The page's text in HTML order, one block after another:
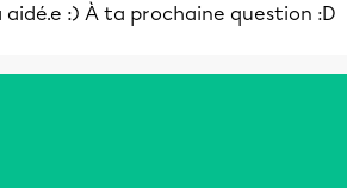
:) À ta prochaine question :D